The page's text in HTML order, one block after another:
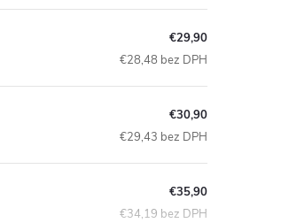
€29,90
€28,48 bez DPH
€30,90
€29,43 bez DPH
€35,90
€34,19 bez DPH